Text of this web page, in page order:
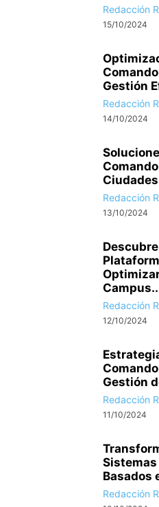
Redacción
15/10/2024
Gestión
Redacción
14/10/2024
Redacción
13/10/2024
Redacción
12/10/2024
Gestión
Redacción
11/10/2024
Sistemas
Basados
Redacción